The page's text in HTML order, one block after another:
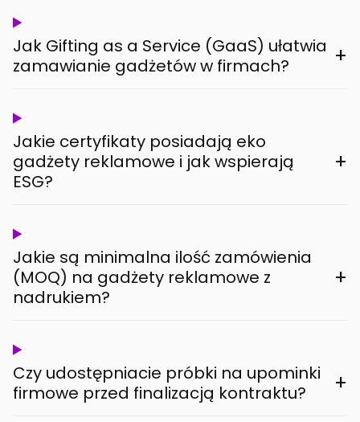
Jak Gifting as a Service (GaaS) ułatwia
zamawianie gadżetów w firmach?
+
Jakie certyfikaty posiadają eko
gadżety reklamowe i jak wspierają
ESG?
+
Jakie są minimalna ilość zamówienia
(MOQ) na gadżety reklamowe z
nadrukiem?
+
Czy udostępniacie próbki na upominki
firmowe przed finalizacją kontraktu?
+